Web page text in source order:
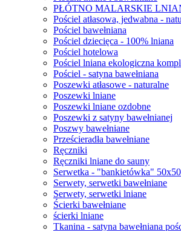
PŁÓTNO MALARSKIE
Pościel atłasowa, jedwabna -
Pościel bawełniana
Pościel dziecięca - 100% lniana
Pościel hotelowa
Pościel lniana ekologiczna
Pościel - satyna bawełniana
Poszewki atłasowe - naturalne
Poszewki lniane
Poszewki lniane ozdobne
Poszewki z satyny bawełnianej
Poszwy bawełniane
Prześcieradła bawełniane
Ręczniki
Ręczniki lniane do sauny
Serwetka - "bankietówka"
Serwety, serwetki bawełniane
Serwety, serwetki lniane
Ścierki bawełniane
ścierki lniane
Tkanina - satyna bawełniana